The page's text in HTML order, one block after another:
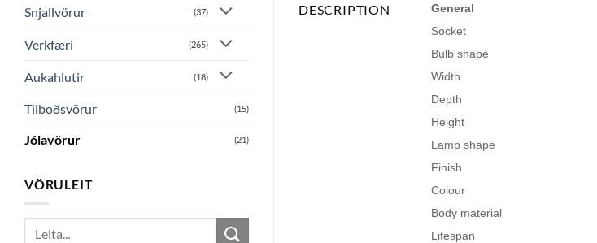
Snjallvörur (37)
Verkfæri (265)
Aukahlutir (18)
Tilboðsvörur (15)
Jólavörur (21)
VÖRULEIT
DESCRIPTION
General
Socket
Bulb shape
Width
Depth
Height
Lamp shape
Finish
Colour
Body material
Lifespan